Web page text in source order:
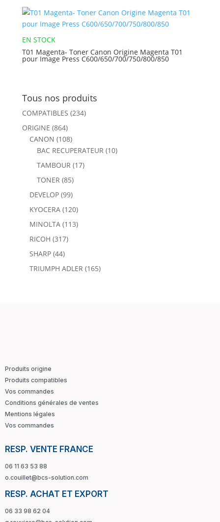
EN STOCK
T01 Magenta- Toner Canon Origine Magenta T01
pour Image Press C600/650/700/750/800/850
Tous nos produits
COMPATIBLES (234)
ORIGINE (864)
CANON (108)
BAC RECUPERATEUR (10)
TAMBOUR (17)
TONER (85)
DEVELOP (99)
KYOCERA (120)
MINOLTA (113)
RICOH (317)
SHARP (44)
TRIUMPH ADLER (165)
Produits origine
Produits compatibles
Vos commandes
Conditions générales de ventes
Mentions légales
Vos commandes
RESP. VENTE FRANCE
06 11 63 53 88
o.couillet@bcs-solution.com
RESP. ACHAT ET EXPORT
06 33 98 62 04